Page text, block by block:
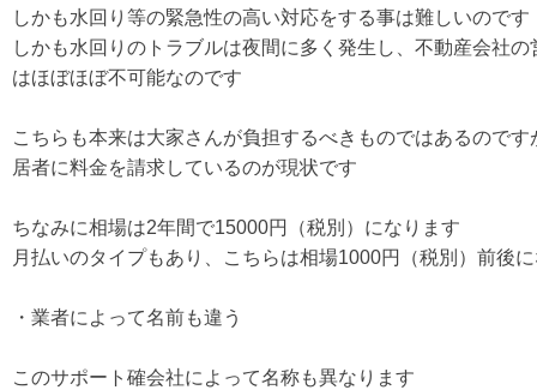
しかも水回り等の緊急性の高い対応をする事は難しいのです
しかも水回りのトラブルは夜間に多く発生し、不動産会社
はほぼほぼ不可能なのです
こちらも本来は大家さんが負担するべきものではあるので
居者に料金を請求しているのが現状です
ちなみに相場は2年間で15000円（税別）になります
月払いのタイプもあり、こちらは相場1000円（税別）前後
・業者によって名前も違う
このサポート確会社によって名称も異なります